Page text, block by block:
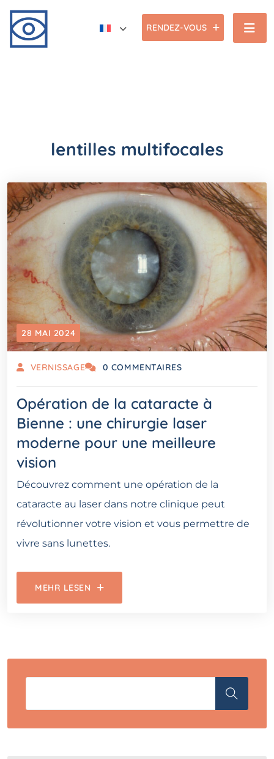
RENDEZ-VOUS
lentilles multifocales
28 MAI 2024
VERNISSAGE 0 COMMENTAIRES
Opération de la cataracte à
Bienne : une chirurgie laser
moderne pour une meilleure
vision
Découvrez comment une opération de la
cataracte au laser dans notre clinique peut
révolutionner votre vision et vous permettre de
vivre sans lunettes.
MEHR LESEN